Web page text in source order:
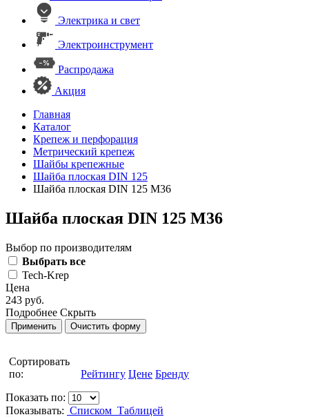
Электрика и свет
Электроинструмент
Распродажа
Акция
Главная
Каталог
Крепеж и перфорация
Метрический крепеж
Шайбы крепежные
Шайба плоская DIN 125
Шайба плоская DIN 125 М36
Шайба плоская DIN 125 М36
Выбор по производителям
Выбрать все
Tech-Krep
Цена
243 руб.
Подробнее Скрыть
Сортировать
по:
Рейтингу Цене Бренду
Показать по:
Показывать: Списком Таблицей